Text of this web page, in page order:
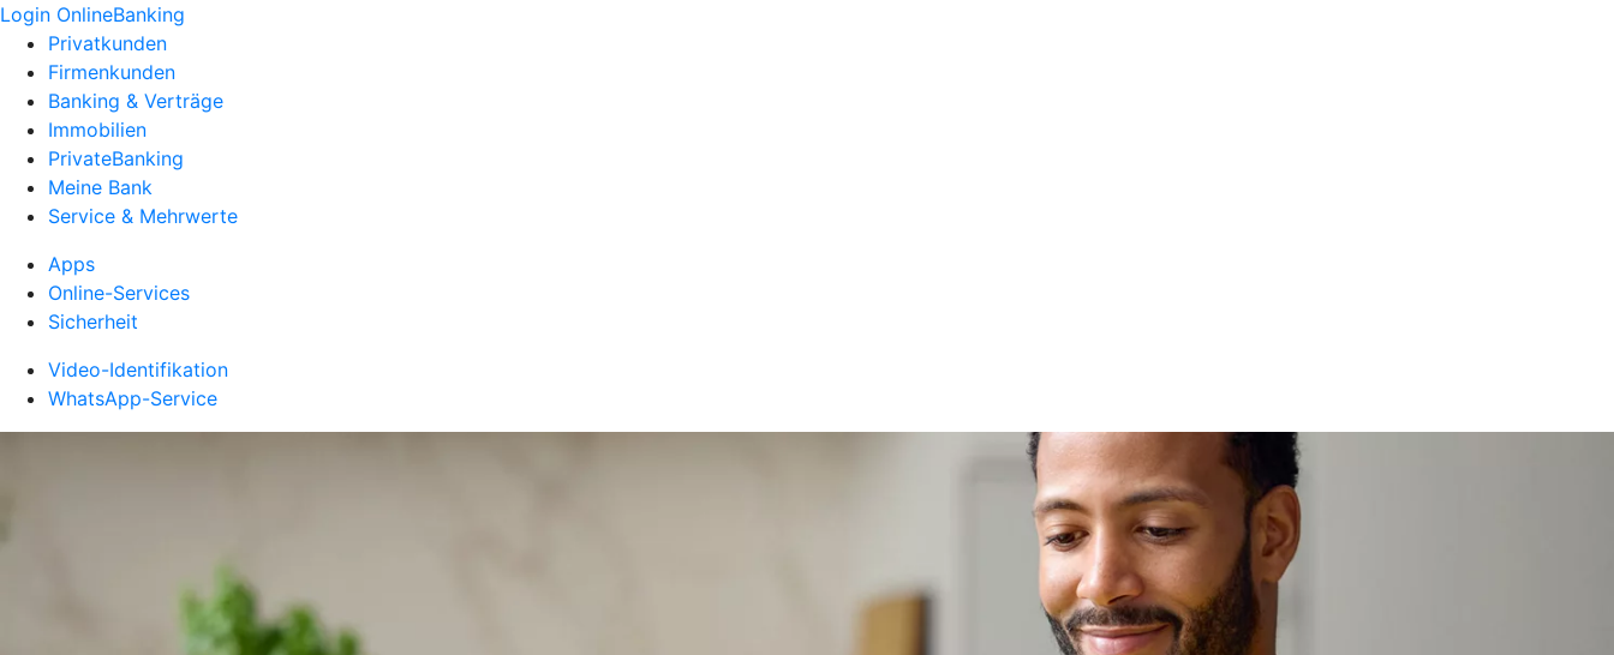
Login OnlineBanking
Privatkunden
Firmenkunden
Banking & Verträge
Immobilien
PrivateBanking
Meine Bank
Service & Mehrwerte
Apps
Online-Services
Sicherheit
Video-Identifikation
WhatsApp-Service